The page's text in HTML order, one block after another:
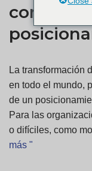
La transformación
en todo el mundo,
de un
Para las
o difíciles, como
más "